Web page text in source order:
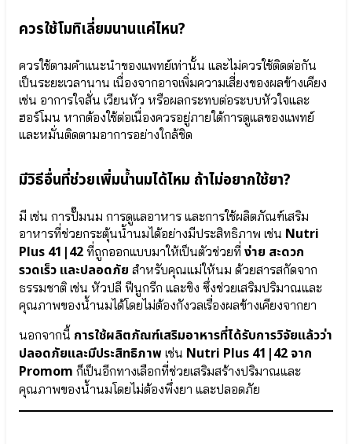
ใน
นม
HMOs
(Prebiotic)
●
อร์
เบอร์
Elderberry
●
กลู
แคน
Beta-
glucan
Wellmune
D-
KII
6+
ความ
สูง
ควรใช้โมทิเลี่ยมนานแค่ไหน?
ควรใช้ตามคำแนะนำของแพทย์เท่านั้น และไม่ควรใช้ติดต่อกัน
เป็นระยะเวลานาน เนื่องจากอาจเพิ่มความเสี่ยงของผลข้างเคียง
เช่น อาการใจสั่น เวียนหัว หรือผลกระทบต่อระบบหัวใจและ
ฮอร์โมน หากต้องใช้ต่อเนื่องควรอยู่ภายใต้การดูแลของแพทย์
และหมั่นติดตามอาการอย่างใกล้ชิด
มีวิธีอื่นที่ช่วยเพิ่มน้ำนมได้ไหม ถ้าไม่อยากใช้ยา?
มี เช่น การปั๊มนม การดูแลอาหาร และการใช้ผลิตภัณฑ์เสริม
อาหารที่ช่วยกระตุ้นน้ำนมได้อย่างมีประสิทธิภาพ เช่น Nutri
Plus 41|42 ที่ถูกออกแบบมาให้เป็นตัวช่วยที่ ง่าย สะดวก
รวดเร็ว และปลอดภัย สำหรับคุณแม่ให้นม ด้วยสารสกัดจาก
ธรรมชาติ เช่น หัวปลี ฟีนูกรีก และขิง ซึ่งช่วยเสริมปริมาณและ
คุณภาพของน้ำนมได้โดยไม่ต้องกังวลเรื่องผลข้างเคียงจากยา
นอกจากนี้ การใช้ผลิตภัณฑ์เสริมอาหารที่ได้รับการวิจัยแล้วว่า
ปลอดภัยและมีประสิทธิภาพ เช่น Nutri Plus 41|42 จาก
Promom ก็เป็นอีกทางเลือกที่ช่วยเสริมสร้างปริมาณและ
คุณภาพของน้ำนมโดยไม่ต้องพึ่งยา และปลอดภัย